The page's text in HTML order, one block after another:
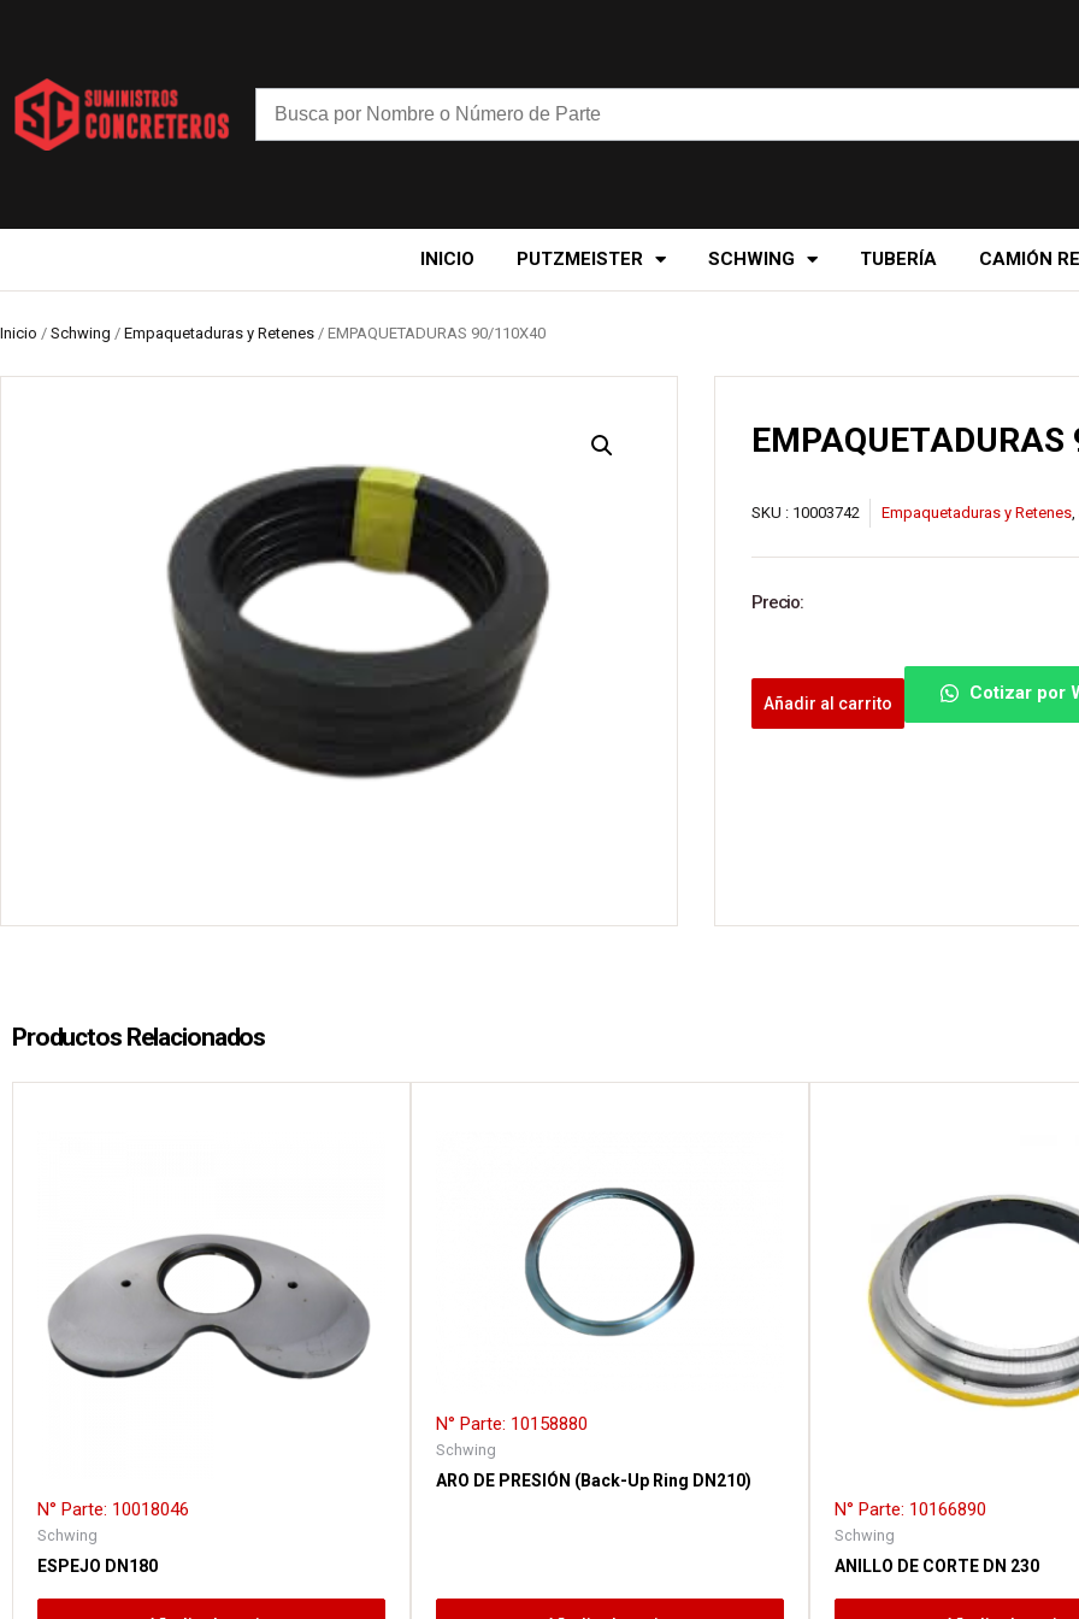
INICIO PUTZMEISTER SCHWING TUBERÍA CAMIÓN
Inicio / Schwing / Empaquetaduras y Retenes / EMPAQUETADURAS 90/110X40
SKU : 10003742 Empaquetaduras y Retenes,
Precio:
Añadir al carrito Cotizar por
Productos Relacionados
N° Parte: 10018046
Schwing
ESPEJO DN180
N° Parte: 10158880
Schwing
ARO DE PRESIÓN (Back-Up Ring DN210)
N° Parte: 10166890
Schwing
ANILLO DE CORTE DN 230